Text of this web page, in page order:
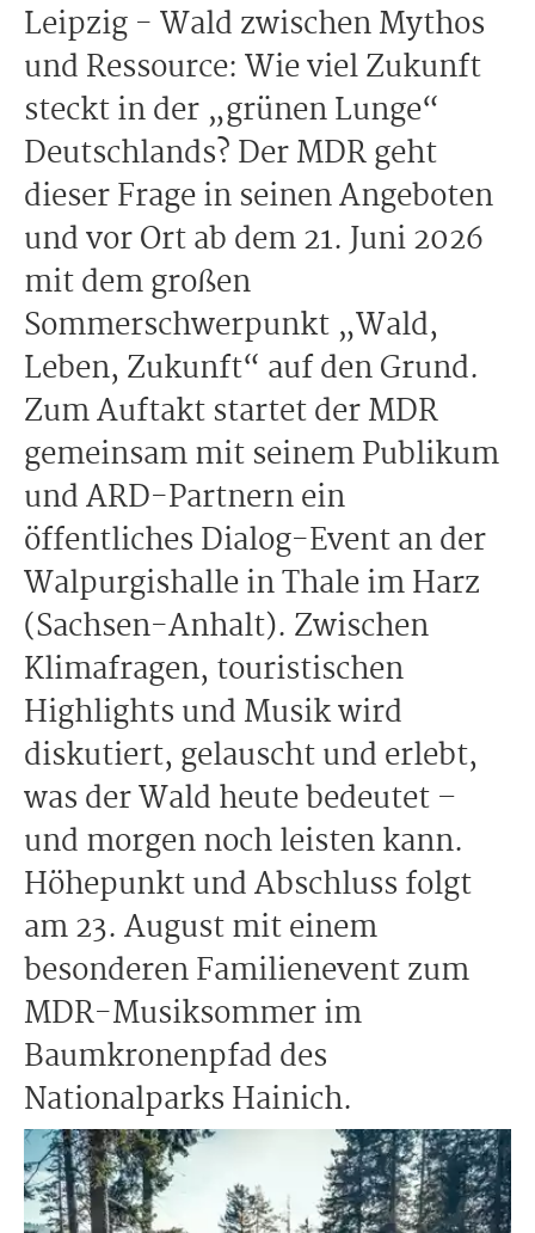
Leipzig - Wald zwischen Mythos
und Ressource: Wie viel Zukunft
steckt in der „grünen Lunge“
Deutschlands? Der MDR geht
dieser Frage in seinen Angeboten
und vor Ort ab dem 21. Juni 2026
mit dem großen
Sommerschwerpunkt „Wald,
Leben, Zukunft“ auf den Grund.
Zum Auftakt startet der MDR
gemeinsam mit seinem Publikum
und ARD-Partnern ein
öffentliches Dialog-Event an der
Walpurgishalle in Thale im Harz
(Sachsen-Anhalt). Zwischen
Klimafragen, touristischen
Highlights und Musik wird
diskutiert, gelauscht und erlebt,
was der Wald heute bedeutet –
und morgen noch leisten kann.
Höhepunkt und Abschluss folgt
am 23. August mit einem
besonderen Familienevent zum
MDR-Musiksommer im
Baumkronenpfad des
Nationalparks Hainich.